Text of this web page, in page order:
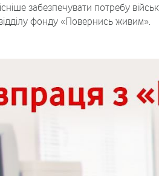
забезпечувати потребу
фонду «Повернись живим».